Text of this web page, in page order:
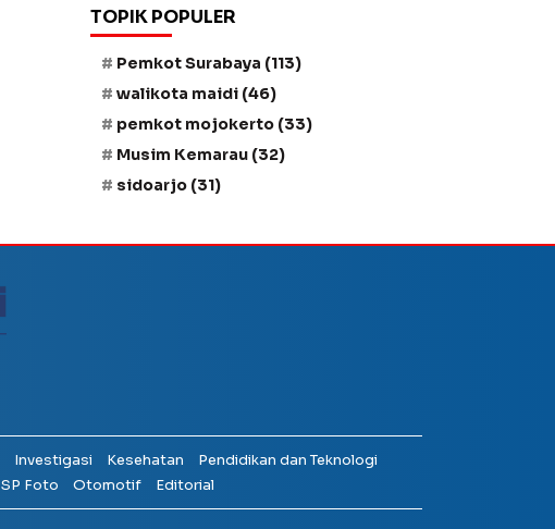
TOPIK POPULER
Pemkot Surabaya (113)
walikota maidi (46)
pemkot mojokerto (33)
Musim Kemarau (32)
sidoarjo (31)
Investigasi Kesehatan
Pendidikan dan Teknologi
SP Foto Otomotif Editorial